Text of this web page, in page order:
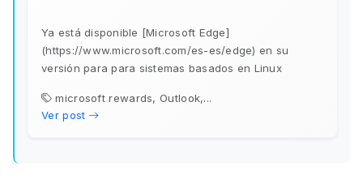
Ya está disponible [Microsoft Edge]
(https://www.microsoft.com/es-es/edge) en su
versión para para sistemas basados en Linux
microsoft rewards, Outlook,...
Ver post